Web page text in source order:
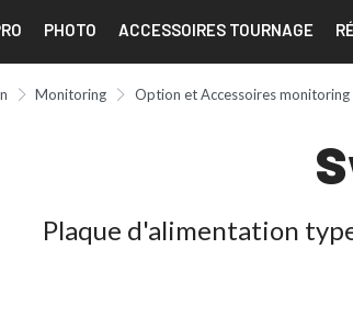
PHOTO ACCESSOIRES TOURNAGE
Monitoring Option et Accessoires monitoring
Plaque d'alimentation